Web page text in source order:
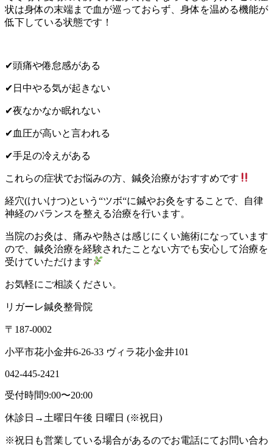
状は身体の末端まで血が巡っておらず、身体を温める機能が
低下している状態です！
✔︎頭痛や倦怠感がある
✔︎ 日中やる気が起きない
✔︎夜なかなか眠れない
✔︎血圧が高いと言われる
✔︎手足の冷えがある
これらの症状でお悩みの方、鍼灸治療がおすすめです
経穴(けいけつ)という “ツボ“に鍼やお灸をすることで、自律
神経のバランスを整える治療を行います。
当院のお灸は、痛みや熱さは感じにくい施術になっています
ので、鍼灸治療を経験されたことない方でも安心して治療を
受けていただけます
お気軽にご相談ください。
リガーレ鍼灸整骨院
〒 187-0002
小平市花小金井6-26-33 ヴィラ花小金井101
042-445-2421
受付時間9:00〜20:00
休診日 → 土曜日午後 日曜日 (※祝日 )
※祝日も営業している場合があるのでお電話にてお問い合わ